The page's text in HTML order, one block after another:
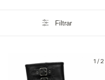
Filtrar
1 /2